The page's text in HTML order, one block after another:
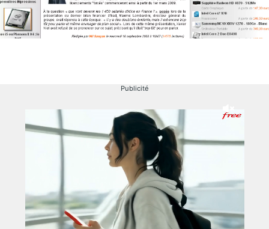
Publicité